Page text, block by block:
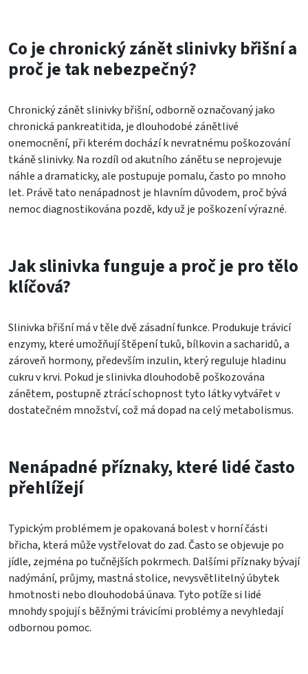
Co je chronický zánět slinivky břišní a
proč je tak nebezpečný?
Chronický zánět slinivky břišní, odborně označovaný jako
chronická pankreatitida, je dlouhodobé zánětlivé
onemocnění, při kterém dochází k nevratnému poškozování
tkáně slinivky. Na rozdíl od akutního zánětu se neprojevuje
náhle a dramaticky, ale postupuje pomalu, často po mnoho
let. Právě tato nenápadnost je hlavním důvodem, proč bývá
nemoc diagnostikována pozdě, kdy už je poškození výrazné.
Jak slinivka funguje a proč je pro tělo
klíčová?
Slinivka břišní má v těle dvě zásadní funkce. Produkuje trávicí
enzymy, které umožňují štěpení tuků, bílkovin a sacharidů, a
zároveň hormony, především inzulin, který reguluje hladinu
cukru v krvi. Pokud je slinivka dlouhodobě poškozována
zánětem, postupně ztrácí schopnost tyto látky vytvářet v
dostatečném množství, což má dopad na celý metabolismus.
Nenápadné příznaky, které lidé často
přehlížejí
Typickým problémem je opakovaná bolest v horní části
břicha, která může vystřelovat do zad. Často se objevuje po
jídle, zejména po tučnějších pokrmech. Dalšími příznaky bývají
nadýmání, průjmy, mastná stolice, nevysvětlitelný úbytek
hmotnosti nebo dlouhodobá únava. Tyto potíže si lidé
mnohdy spojují s běžnými trávicími problémy a nevyhledají
odbornou pomoc.